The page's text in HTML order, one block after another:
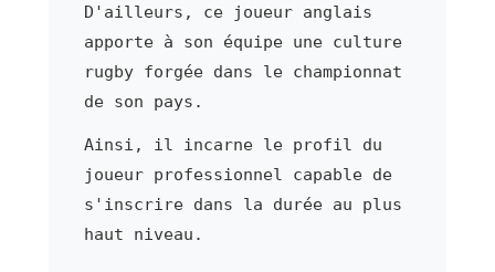
D'ailleurs, ce joueur anglais
apporte à son équipe une culture
rugby forgée dans le championnat
de son pays.
Ainsi, il incarne le profil du
joueur professionnel capable de
s'inscrire dans la durée au plus
haut niveau.